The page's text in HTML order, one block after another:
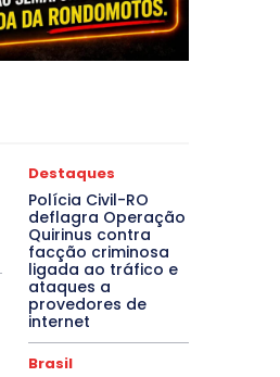
Destaques
Polícia Civil-RO
deflagra Operação
Quirinus contra
facção criminosa
ligada ao tráfico e
ataques a
provedores de
internet
Brasil